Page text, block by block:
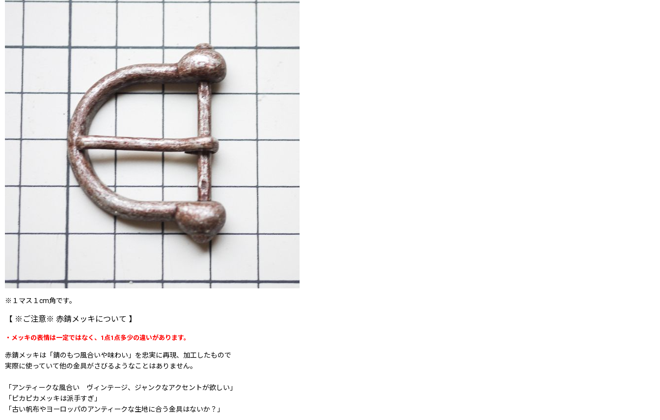
※１マス１cm角です。
【 ※ご注意※ 赤錆メッキについて 】
・メッキの表情は一定ではなく、1点1点多少の違いがあります。
赤錆メッキは「錆のもつ風合いや味わい」を忠実に再現、加工したもので
実際に使っていて他の金具がさびるようなことはありません。
「アンティークな風合い ヴィンテージ、ジャンクなアクセントが欲しい」
「ピカピカメッキは派手すぎ」
「古い帆布やヨーロッパのアンティークな生地に合う金具はないか？」